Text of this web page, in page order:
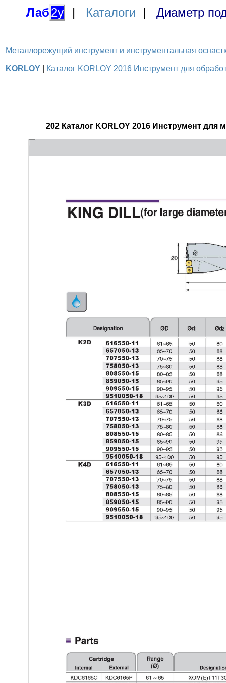
Лаб2у | Каталоги | Диаметр
Металлорежущий инструмент и инструментальная
KORLOY Каталог KORLOY 2016 Инструмент для
202 Каталог KORLOY 2016 Инструмент